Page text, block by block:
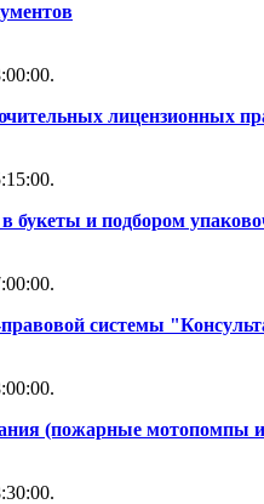
лицензионных
и подбором
системы
(пожарные мотопомпы